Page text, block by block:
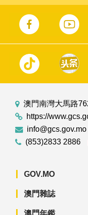
澳門南灣大馬路
https://
info@gcs.gov.mo
(853)2833 2886
GOV.MO
澳門雜誌